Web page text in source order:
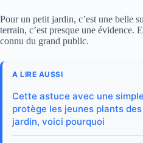
Pour un petit jardin, c’est une belle
terrain, c’est presque une évidence.
connu du grand public.
A LIRE AUSSI
Cette astuce avec une
protège les jeunes plants
jardin, voici pourquoi